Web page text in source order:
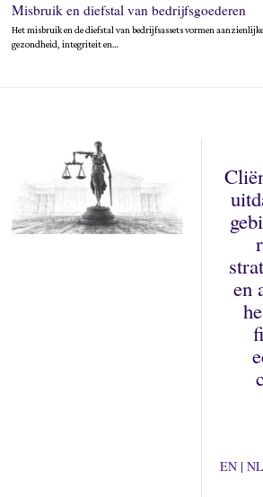
Misbruik en diefstal van bedrijfsgoederen
Het misbruik en de diefstal van bedrijfsassets vormen
gezondheid, integriteit en…
en
EN |NL